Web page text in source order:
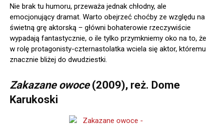
Nie brak tu humoru, przeważa jednak chłodny, ale
emocjonujący dramat. Warto obejrzeć choćby ze względu na
świetną grę aktorską – główni bohaterowie rzeczywiście
wypadają fantastycznie, o ile tylko przymkniemy oko na to, że
w rolę protagonisty-czternastolatka wciela się aktor, któremu
znacznie bliżej do dwudziestki.
Zakazane owoce (2009), reż. Dome
Karukoski